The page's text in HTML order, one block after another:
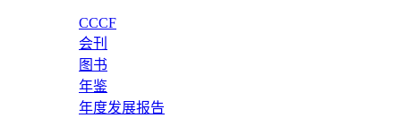
CCCF
会刊
图书
年鉴
年度发展报告